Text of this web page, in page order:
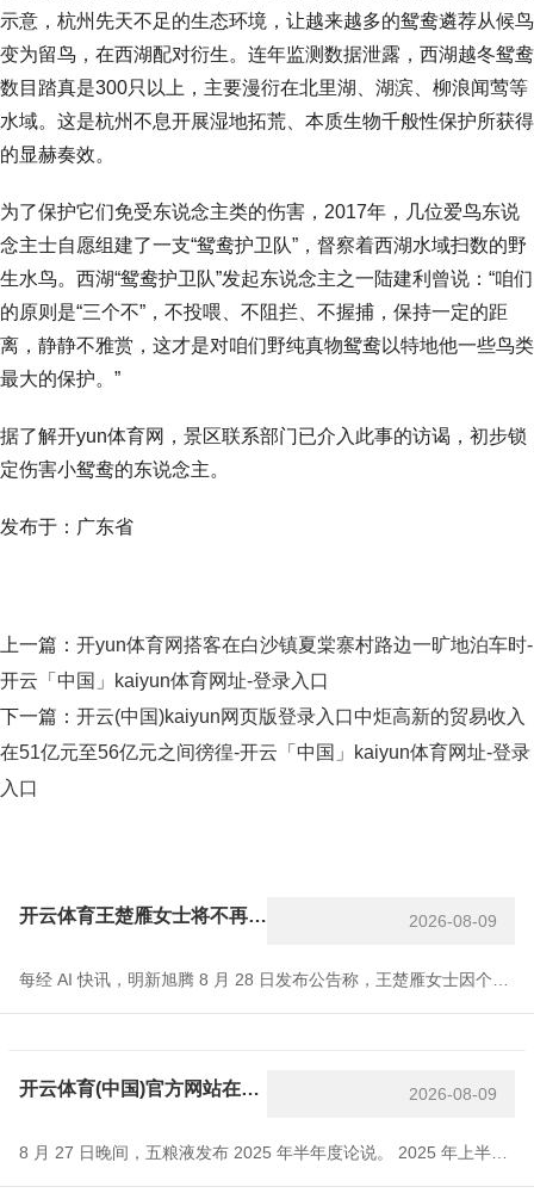
示意，杭州先天不足的生态环境，让越来越多的鸳鸯遴荐从候鸟
变为留鸟，在西湖配对衍生。连年监测数据泄露，西湖越冬鸳鸯
数目踏真是300只以上，主要漫衍在北里湖、湖滨、柳浪闻莺等
水域。这是杭州不息开展湿地拓荒、本质生物千般性保护所获得
的显赫奏效。
为了保护它们免受东说念主类的伤害，2017年，几位爱鸟东说
念主士自愿组建了一支“鸳鸯护卫队”，督察着西湖水域扫数的野
生水鸟。西湖“鸳鸯护卫队”发起东说念主之一陆建利曾说：“咱们
的原则是“三个不”，不投喂、不阻拦、不握捕，保持一定的距
离，静静不雅赏，这才是对咱们野纯真物鸳鸯以特地他一些鸟类
最大的保护。”
据了解开yun体育网，景区联系部门已介入此事的访谒，初步锁
定伤害小鸳鸯的东说念主。
发布于：广东省
上一篇： 开yun体育网搭客在白沙镇夏棠寨村路边一旷地泊车时-
开云「中国」kaiyun体育网址-登录入口
下一篇： 开云(中国)kaiyun网页版登录入口中炬高新的贸易收入
在51亿元至56亿元之间徬徨-开云「中国」kaiyun体育网址-登录
入口
开云体育王楚雁女士将不再担任公司任何职务-开云「中国」kaiyun体育网址-登录入口 2026-08-09
开云体育(中国)官方网站在一定进度上灵验对冲了传统渠谈的销售压力-开云「中国」kaiyun体育网址-登录入口 2026-08-09